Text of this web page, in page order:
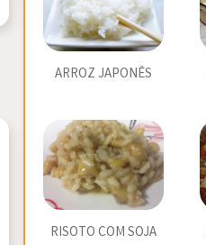
ARROZ JAPONÊS
RISOTO COM SOJA